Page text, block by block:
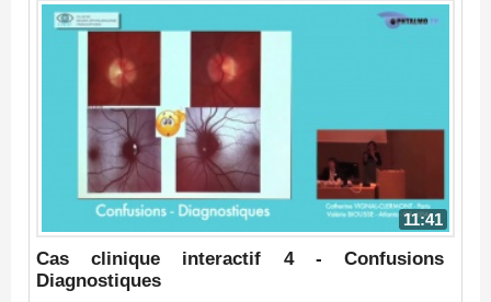
11:41
Cas clinique interactif 4 - Confusions
Diagnostiques